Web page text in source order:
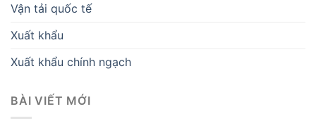
Vận tải quốc tế
Xuất khẩu
Xuất khẩu chính ngạch
BÀI VIẾT MỚI